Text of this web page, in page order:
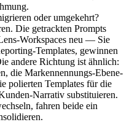
oder umgekehrt?
Die getrackten Prompts
Workspaces neu — Sie
Templates, gewinnen
andere Richtung ist ähnlich:
die Markennennungs-Ebene-
polierten Templates für die
Narrativ substituieren.
fahren beide ein